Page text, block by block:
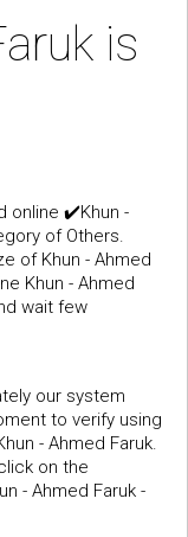
is
online ✔️Khun -
of Others.
of Khun - Ahmed
Khun - Ahmed
wait few
our system
to verify using
- Ahmed Faruk.
on the
- Ahmed Faruk -